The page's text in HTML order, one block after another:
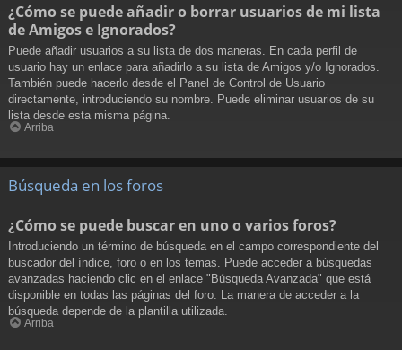
¿Cómo se puede añadir o borrar usuarios de mi lista
de Amigos e Ignorados?
Puede añadir usuarios a su lista de dos maneras. En cada perfil de
usuario hay un enlace para añadirlo a su lista de Amigos y/o Ignorados.
También puede hacerlo desde el Panel de Control de Usuario
directamente, introduciendo su nombre. Puede eliminar usuarios de su
lista desde esta misma página.
Arriba
Búsqueda en los foros
¿Cómo se puede buscar en uno o varios foros?
Introduciendo un término de búsqueda en el campo correspondiente del
buscador del índice, foro o en los temas. Puede acceder a búsquedas
avanzadas haciendo clic en el enlace "Búsqueda Avanzada" que está
disponible en todas las páginas del foro. La manera de acceder a la
búsqueda depende de la plantilla utilizada.
Arriba